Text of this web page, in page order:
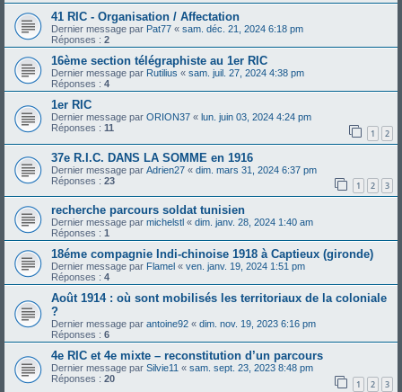
41 RIC - Organisation / Affectation
Dernier message par Pat77 « sam. déc. 21, 2024 6:18 pm
Réponses : 2
16ème section télégraphiste au 1er RIC
Dernier message par Rutilius « sam. juil. 27, 2024 4:38 pm
Réponses : 4
1er RIC
Dernier message par ORION37 « lun. juin 03, 2024 4:24 pm
Réponses : 11 1 2
37e R.I.C. DANS LA SOMME en 1916
Dernier message par Adrien27 « dim. mars 31, 2024 6:37 pm
Réponses : 23 1 2 3
recherche parcours soldat tunisien
Dernier message par michelstl « dim. janv. 28, 2024 1:40 am
Réponses : 1
18éme compagnie Indi-chinoise 1918 à Captieux (gironde)
Dernier message par Flamel « ven. janv. 19, 2024 1:51 pm
Réponses : 4
Août 1914 : où sont mobilisés les territoriaux de la coloniale
?
Dernier message par antoine92 « dim. nov. 19, 2023 6:16 pm
Réponses : 6
4e RIC et 4e mixte – reconstitution d’un parcours
Dernier message par Silvie11 « sam. sept. 23, 2023 8:48 pm
Réponses : 20 1 2 3